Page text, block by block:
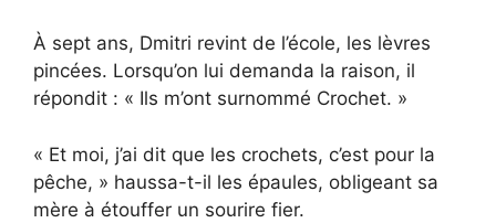
À sept ans, Dmitri revint de l’école, les lèvres
pincées. Lorsqu’on lui demanda la raison, il
répondit : « Ils m’ont surnommé Crochet. »
« Et moi, j’ai dit que les crochets, c’est pour la
pêche, » haussa-t-il les épaules, obligeant sa
mère à étouffer un sourire fier.